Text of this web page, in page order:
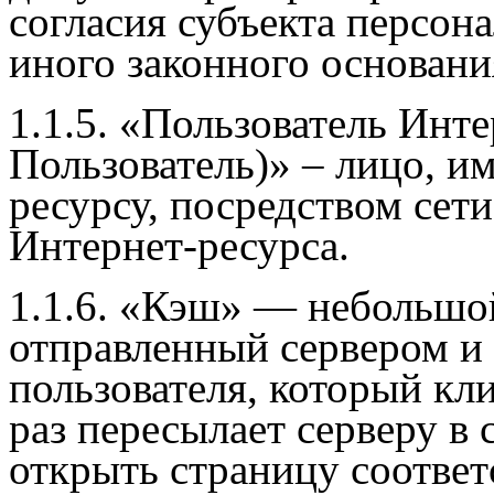
согласия субъекта
иного законного
1.1.5. «Пользователь
Пользователь)» – лицо,
ресурсу, посредством
Интернет-ресурса.
1.1.6. «Кэш» —
отправленный сервером
пользователя, который
раз пересылает серверу
открыть страницу